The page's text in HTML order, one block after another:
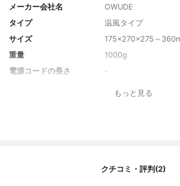
メーカー会社名
OWUDE
タイプ
温風タイプ
サイズ
175×270×275～
重量
1000g
電源コードの長さ
オゾン・タイマー
もっと見る
クチコミ・評判(2)